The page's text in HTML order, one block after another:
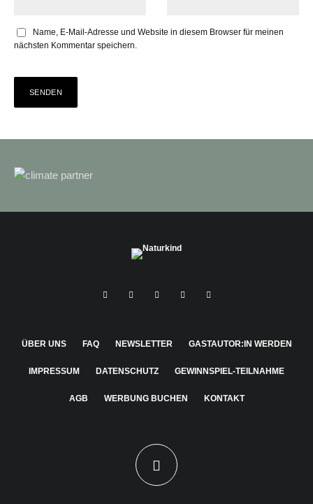
Name, E-Mail-Adresse und Website in diesem Browser für meinen
nächsten Kommentar speichern.
ÜBER UNS FAQ NEWSLETTER GASTAUTOR:IN WERDEN
IMPRESSUM DATENSCHUTZ GEWINNSPIEL-TEILNAHME
AGB WERBUNG BUCHEN KONTAKT